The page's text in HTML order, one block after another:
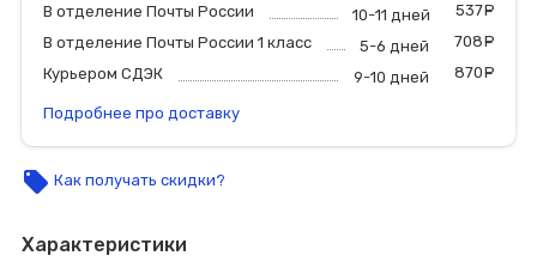
В отделение Почты России
10-11 дней 537
В отделение Почты России 1 класс
5-6 дней 708
Курьером СДЭК
9-10 дней 870
Подробнее про доставку
local_offer Как получать скидки?
Характеристики